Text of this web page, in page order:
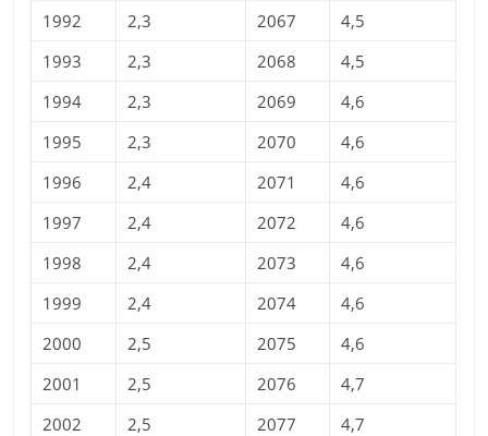
1992
2,3 2067
4,5
1993
2,3 2068
4,5
1994
2,3 2069
4,6
1995
2,3 2070
4,6
1996
2,4 2071
4,6
1997
2,4 2072
4,6
1998
2,4 2073
4,6
1999
2,4 2074
4,6
2000
2,5 2075
4,6
2001
2,5 2076
4,7
2002
2,5 2077
4,7